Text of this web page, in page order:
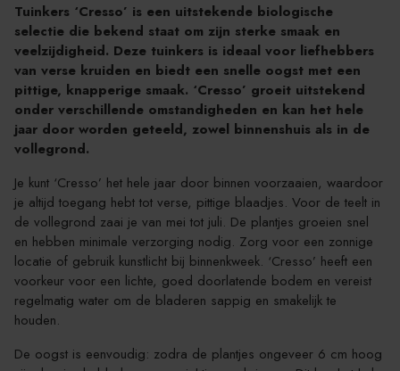
Tuinkers ‘Cresso’ is een uitstekende biologische
selectie die bekend staat om zijn sterke smaak en
veelzijdigheid. Deze tuinkers is ideaal voor liefhebbers
van verse kruiden en biedt een snelle oogst met een
pittige, knapperige smaak. ‘Cresso’ groeit uitstekend
onder verschillende omstandigheden en kan het hele
jaar door worden geteeld, zowel binnenshuis als in de
vollegrond.
Je kunt ‘Cresso’ het hele jaar door binnen voorzaaien, waardoor
je altijd toegang hebt tot verse, pittige blaadjes. Voor de teelt in
de vollegrond zaai je van mei tot juli. De plantjes groeien snel
en hebben minimale verzorging nodig. Zorg voor een zonnige
locatie of gebruik kunstlicht bij binnenkweek. ‘Cresso’ heeft een
voorkeur voor een lichte, goed doorlatende bodem en vereist
regelmatig water om de bladeren sappig en smakelijk te
houden.
De oogst is eenvoudig: zodra de plantjes ongeveer 6 cm hoog